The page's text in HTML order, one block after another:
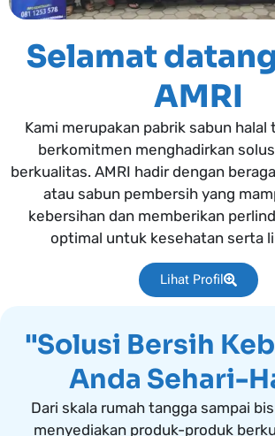
Selamat
AMRI
Kami merupakan pabrik sabun halal
berkomitmen menghadirkan
berkualitas. AMRI hadir dengan
atau sabun pembersih yang
kebersihan dan memberikan
optimal untuk kesehatan serta
Lihat Profil
"Solusi Bersih
Anda Sehari-
Dari skala rumah tangga sampai
menyediakan produk-produk